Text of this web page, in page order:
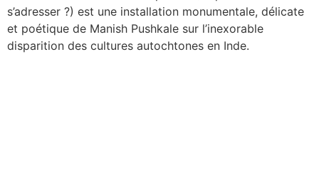
s’adresser ?) est une installation monumentale, délicate
et poétique de Manish Pushkale sur l’inexorable
disparition des cultures autochtones en Inde.